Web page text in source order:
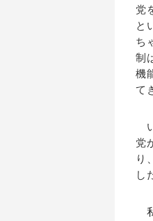
党
と
ち
制
機
て
党
り
し